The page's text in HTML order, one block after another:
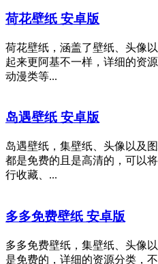
荷花壁纸 安卓版
荷花壁纸，涵盖了壁纸、头像
起来更阿基不一样，详细的资
动漫类等...
岛遇壁纸 安卓版
岛遇壁纸，集壁纸、头像以及
都是免费的且是高清的，可以
行收藏、...
多多免费壁纸 安卓版
多多免费壁纸，集壁纸、头像
是免费的，详细的资源分类，